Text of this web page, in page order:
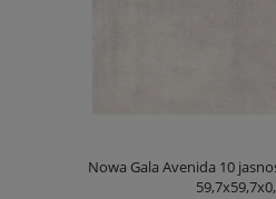
Nowa Gala Avenida 10